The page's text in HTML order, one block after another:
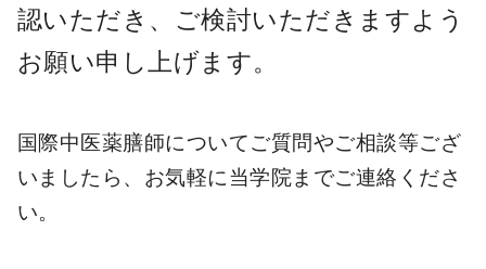
認いただき、ご検討いただきますよう
お願い申し上げます。
国際中医薬膳師についてご質問やご相談等ござ
いましたら、お気軽に当学院までご連絡くださ
い。